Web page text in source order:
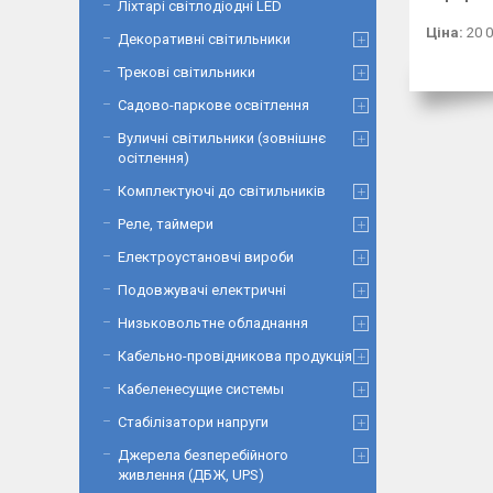
Ціна: 20
Ліхтарі світлодіодні LED
Декоративні світильники
Трекові світильники
Садово-паркове освітлення
Вуличні світильники (зовнішнє
осітлення)
Комплектуючі до світильників
Реле, таймери
Електроустановчі вироби
Подовжувачі електричні
Низьковольтне обладнання
Кабельно-провідникова продукція
Кабеленесущие системы
Стабілізатори напруги
Джерела безперебійного
живлення (ДБЖ, UPS)